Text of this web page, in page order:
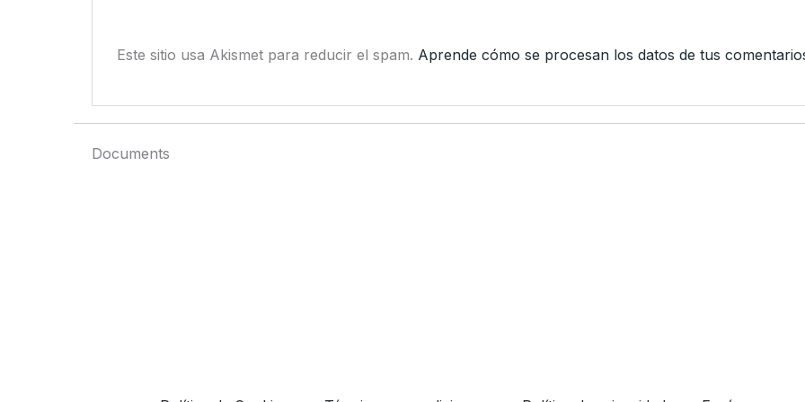
Este sitio usa Akismet para reducir el spam. Aprende cómo se procesan los datos de tus
Documents